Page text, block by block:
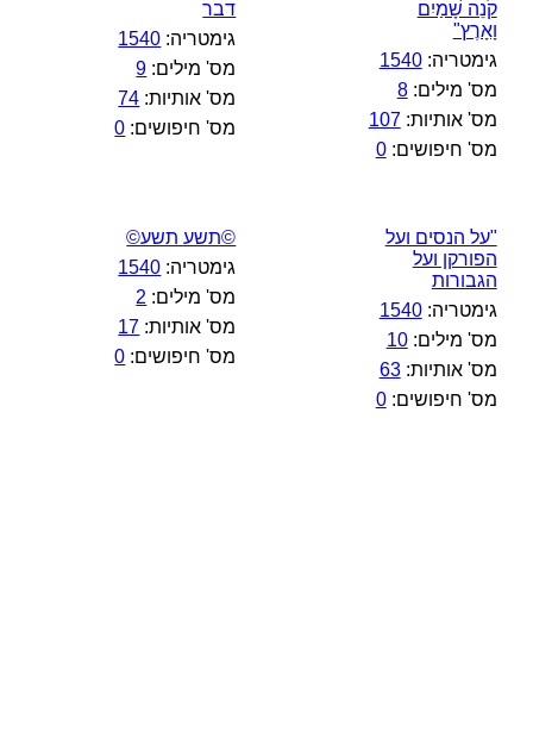
קֹנֵה שָׁמַיִם
וָאָרֶץ"
גימטריה:1540
מס' מילים:8
מס' אותיות:107
מס' חיפושים:0
דבר
גימטריה: 1540
מס' מילים: 9
מס' אותיות: 74
מס' חיפושים: 0
"על הנסים ועל
הפורקן ועל
הגבורות
גימטריה:1540
מס' מילים:10
מס' אותיות:63
מס' חיפושים:0
©תשע תשע©
גימטריה: 1540
מס' מילים: 2
מס' אותיות: 17
מס' חיפושים: 0